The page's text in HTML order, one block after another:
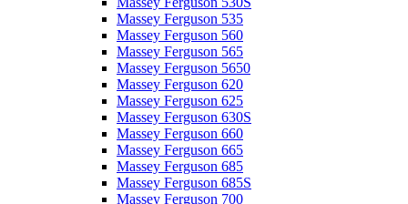
Massey Ferguson 535
Massey Ferguson 560
Massey Ferguson 565
Massey Ferguson 5650
Massey Ferguson 620
Massey Ferguson 625
Massey Ferguson 630S
Massey Ferguson 660
Massey Ferguson 665
Massey Ferguson 685
Massey Ferguson 685S
Massey Ferguson 700